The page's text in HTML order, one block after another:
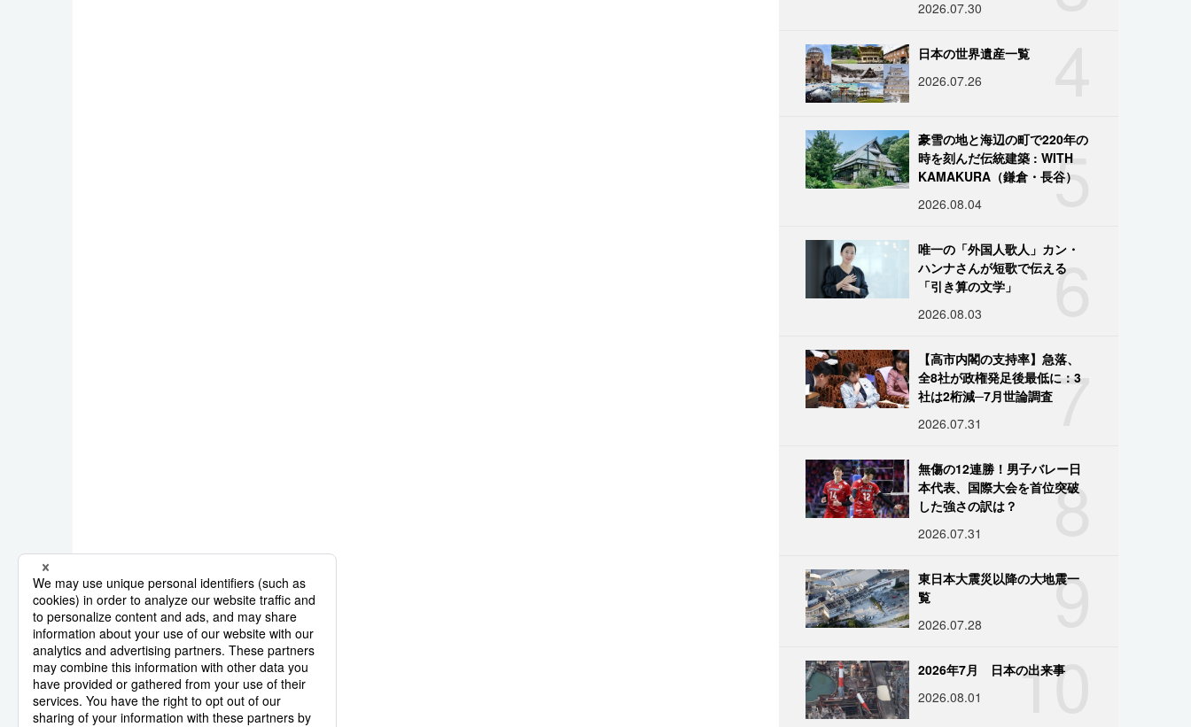
2026.07.30
日本の世界遺産一覧
2026.07.26
5
豪雪の地と海辺の町で220年の
時を刻んだ伝統建築 : WITH
KAMAKURA（鎌倉・長谷）
2026.08.04
6
唯一の「外国人歌人」カン・
ハンナさんが短歌で伝える
「引き算の文学」
2026.08.03
7
【高市内閣の支持率】急落、
全8社が政権発足後最低に：3
社は2桁減─7月世論調査
2026.07.31
8
無傷の12連勝！男子バレー日
本代表、国際大会を首位突破
した強さの訳は？
2026.07.31
9
東日本大震災以降の大地震一
覧
2026.07.28
10
2026年7月 日本の出来事
2026.08.01